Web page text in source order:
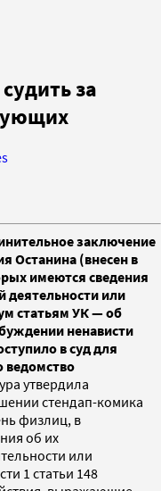
за
заключение
Останина (внесен в
имеются сведения
деятельности или
статьям УК — об
ненависти
в суд для
ведомство
утвердила
стендап-комика
физлиц, в
об их
или
1 статьи 148